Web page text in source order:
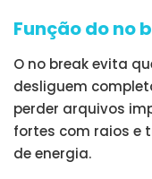
Função do no
O no break evita
desliguem
perder arquivos
fortes com raios e
de energia.